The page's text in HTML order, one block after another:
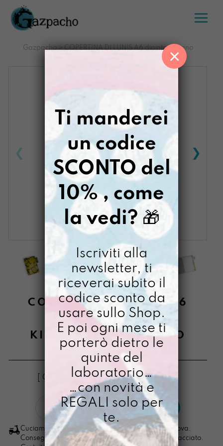
Salta
contenuto
Gazpacho> COPERTINA DI LUNIS A6 dipinta a mano
COPERTINA DI LUNIS A6
DIPINTA A MANO
KINDERGARTEN GIALLO
€ 20,00
[ Copertina per quaderno A6/A5/A4 ]
COPERTINA
DI
LUNIS
A6
LO VOGLIO
Cuciamo ogni ordine nel nostro laboratorio di Padova.
Consegna in 4/5 giorni lavorativi, pacco sempre tracciato.
Ti manderei
un codice
SCONTO del
10% , come
la vedi? 🎁
Iscriviti alla
newsletter, ti
riceverai subito il
codice sconto da
usare sullo Shop.
E poi ogni mese ti
porterò dietro le
quinte del
laboratorio…
…con novità e
REGALI solo per
te.
×